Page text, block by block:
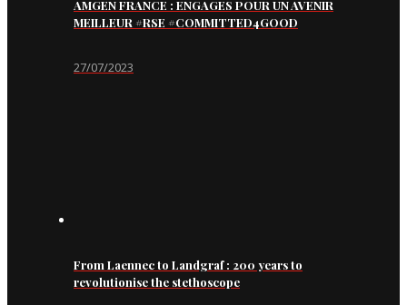
AMGEN FRANCE : ENGAGES POUR UN AVENIR
MEILLEUR #RSE #COMMITTED4GOOD
27/07/2023
From Laennec to Landgraf : 200 years to
revolutionise the stethoscope